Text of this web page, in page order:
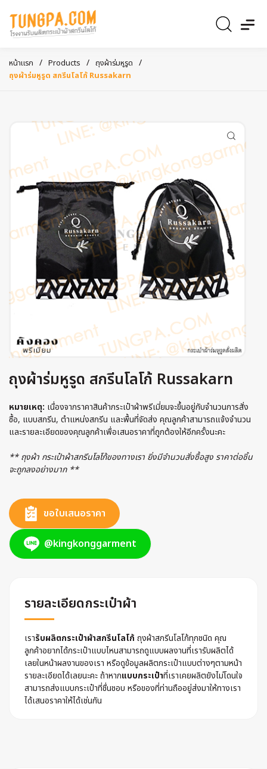
หน้าแรก / Products / ถุงผ้าร่มหูรูด /
ถุงผ้าร่มหูรูด สกรีนโลโก้ Russakarn
ถุงผ้าร่มหูรูด สกรีนโลโก้ Russakarn
หมายเหตุ: เนื่องจากราคาสินค้ากระเป๋าผ้าพรีเมี่ยมจะขึ้นอยู่กับจำนวนการสั่ง
ซื้อ, แบบสกรีน, ตำแหน่งสกรีน และพื้นที่จัดส่ง คุณลูกค้าสามารถแจ้งจำนวน
และรายละเอียดของคุณลูกค้าเพื่อเสนอราคาที่ถูกต้องให้อีกครั้งนะคะ
** ถุงผ้า กระเป๋าผ้าสกรีนโลโก้ของทางเรา ยิ่งมีจำนวนสั่งซื้อสูง ราคาต่อชิ้น
จะถูกลงอย่างมาก **
ขอใบเสนอราคา
@kingkonggarment
รายละเอียดกระเป๋าผ้า
เรารับผลิตกระเป๋าผ้าสกรีนโลโก้ ถุงผ้าสกรีนโลโก้ทุกชนิด คุณ
ลูกค้าอยากได้กระเป๋าแบบไหนสามารถดูแบบผลงานที่เรารับผลิตได้
เลยในหน้าผลงานของเรา หรือดูข้อมูลผลิตกระเป๋าแบบต่างๆตามหน้า
รายละเอียดได้เลยนะคะ ถ้าหากแบบกระเป๋าที่เราเคยผลิตยังไม่โดนใจ
สามารถส่งแบบกระเป๋าที่ชื่นชอบ หรือของที่ท่านถืออยู่ส่งมาให้ทางเรา
ได้เสนอราคาให้ได้เช่นกัน